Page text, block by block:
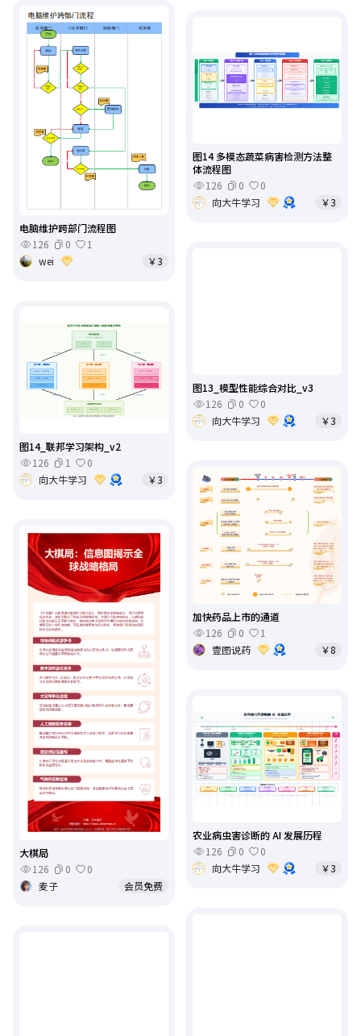
电脑维护跨部门流程图
126
0
1
wei
￥3
图14 多模态蔬菜病害检测方法整
体流程图
126
0
0
向大牛学习
￥3
图13_模型性能综合对比_v3
126
0
0
向大牛学习
￥3
图14_联邦学习架构_v2
126
1
0
向大牛学习
￥3
加快药品上市的通道
126
0
1
壹图说药
￥8
大棋局
126
0
0
麦子
会员免费
农业病虫害诊断的 AI 发展历程
126
0
0
向大牛学习
￥3